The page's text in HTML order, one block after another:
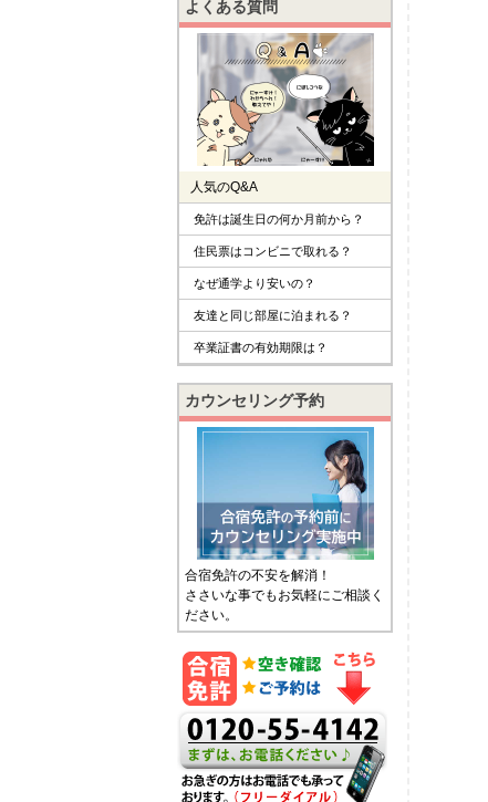
よくある質問
人気のQ&A
免許は誕生日の何か月前から？
住民票はコンビニで取れる？
なぜ通学より安いの？
友達と同じ部屋に泊まれる？
卒業証書の有効期限は？
カウンセリング予約
合宿免許の不安を解消！
ささいな事でもお気軽にご相談く
ださい。